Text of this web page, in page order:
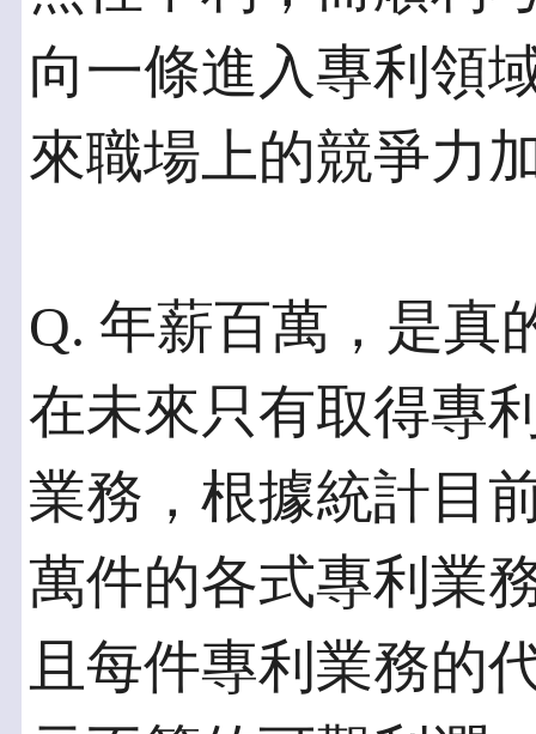
向一條進入專利領
來職場上的競爭力
Q. 年薪百萬，是真
在未來只有取得專
業務，根據統計目
萬件的各式專利業
且每件專利業務的